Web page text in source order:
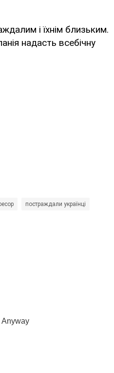
і їхнім близьким.
надасть всебічну
постраждали українці